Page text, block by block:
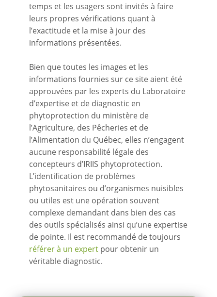
temps et les usagers sont invités à faire
leurs propres vérifications quant à
l’exactitude et la mise à jour des
informations présentées.
Bien que toutes les images et les
informations fournies sur ce site aient été
approuvées par les experts du Laboratoire
d’expertise et de diagnostic en
phytoprotection du ministère de
l’Agriculture, des Pêcheries et de
l’Alimentation du Québec, elles n’engagent
aucune responsabilité légale des
concepteurs d’IRIIS phytoprotection.
L’identification de problèmes
phytosanitaires ou d’organismes nuisibles
ou utiles est une opération souvent
complexe demandant dans bien des cas
des outils spécialisés ainsi qu’une expertise
de pointe. Il est recommandé de toujours
référer à un expert pour obtenir un
véritable diagnostic.